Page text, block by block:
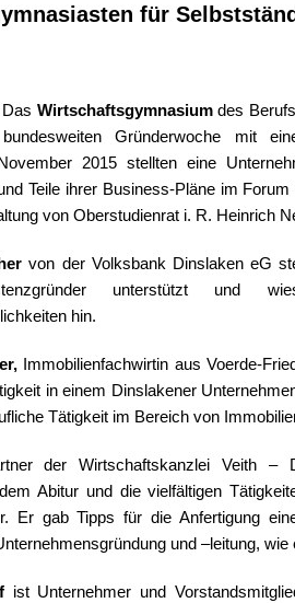
für
Das Wirtschaftsgymnasiumdes
Gründerwoche mit
2015 stellten eine
Teile ihrer Business-Pläne im
von Oberstudienrat i. R. Heinrich
von der Volksbank Dinslaken eG
unterstützt und
hin.
Immobilienfachwirtin aus Voerde-
in einem Dinslakener
Tätigkeit im Bereich von
der Wirtschaftskanzlei Veith –
Abitur und die vielfältigen
Er gab Tipps für die Anfertigung
und –leitung, wie
ist Unternehmer und